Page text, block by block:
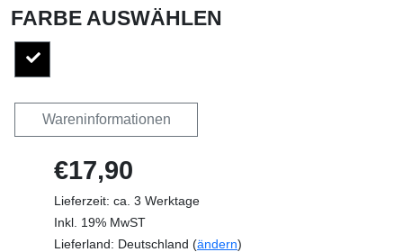
FARBE AUSWÄHLEN
Wareninformationen
€17,90
Lieferzeit: ca. 3 Werktage
Inkl. 19% MwST
Lieferland: Deutschland (ändern)